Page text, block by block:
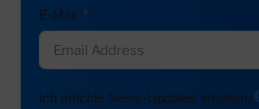
E-Mail
Ich möchte News-Updates erhalten: